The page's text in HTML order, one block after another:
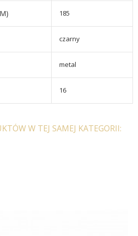
185
czarny
metal
16
W TEJ SAMEJ KATEGORII: